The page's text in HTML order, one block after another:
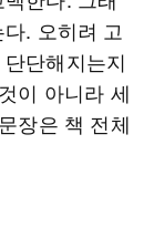
. 오히려 고
단해지는지
이 아니라 세
장은 책 전체